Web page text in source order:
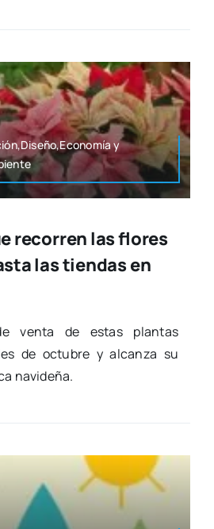
y
recorren las flores
las tiendas en
ven­ta de estas plan­tas
de octu­bre y alcan­za su
navi­de­ña.